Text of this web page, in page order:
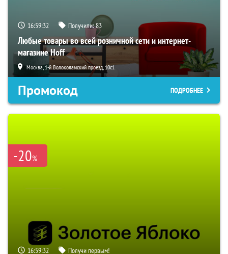
16:59:32 Получили:83
Любые товары во всей розничной сети и интернет-
магазине Hoff
Москва, 1-й Волоколамский проезд, 10с1
Промокод ПОДРОБНЕЕ
-20%
16:59:32 Получи первым!